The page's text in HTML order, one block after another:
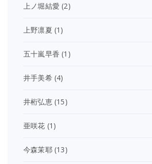
上ノ堀結愛 (2)
上野凛夏 (1)
五十嵐早香 (1)
井手美希(4)
井桁弘恵(15)
亜咲花 (1)
今森茉耶(13)